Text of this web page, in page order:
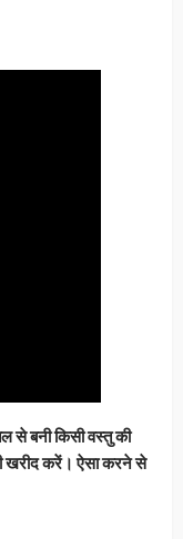
से बनी किसी वस्तु की
खरीद करें। ऐसा करने से